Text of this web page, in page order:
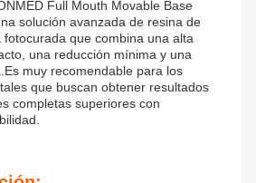
Full Mouth Movable Base
solución avanzada de resina de
que combina una alta
una reducción mínima y una
muy recomendable para los
que buscan obtener resultados
completas superiores con